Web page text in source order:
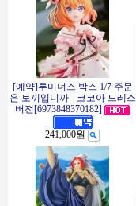
[예약]루미너스 박스 1/7 주문
은 토끼입니까 - 코코아 드레스
버전[6973848370182]
241,000원